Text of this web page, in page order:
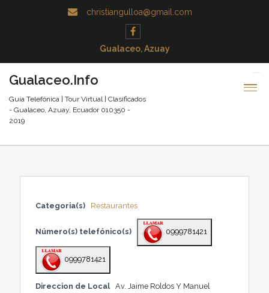
christiangulloa@gmail.com
Gualaceo, Azuay
Gualaceo.Info
Guía Telefónica | Tour Virtual | Clasificados
- Gualaceo, Azuay, Ecuador 010350 -
2019
Categoria(s) Restaurantes
Número(s) telefónico(s) 0999781421
0999781421
Direccion de Local
Av. Jaime Roldos Y Manuel